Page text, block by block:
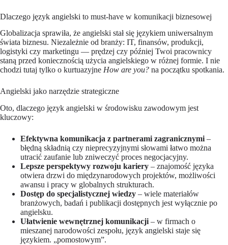
Dlaczego język angielski to must-have w komunikacji biznesowej
Globalizacja sprawiła, że angielski stał się językiem uniwersalnym
świata biznesu. Niezależnie od branży: IT, finansów, produkcji,
logistyki czy marketingu — prędzej czy później Twoi pracownicy
staną przed koniecznością użycia angielskiego w różnej formie. I nie
chodzi tutaj tylko o kurtuazyjne How are you? na początku spotkania.
Angielski jako narzędzie strategiczne
Oto, dlaczego język angielski w środowisku zawodowym jest
kluczowy:
Efektywna komunikacja z partnerami zagranicznymi –
błędną składnią czy nieprecyzyjnymi słowami łatwo można
utracić zaufanie lub zniweczyć proces negocjacyjny.
Lepsze perspektywy rozwoju kariery – znajomość języka
otwiera drzwi do międzynarodowych projektów, możliwości
awansu i pracy w globalnych strukturach.
Dostęp do specjalistycznej wiedzy – wiele materiałów
branżowych, badań i publikacji dostępnych jest wyłącznie po
angielsku.
Ułatwienie wewnętrznej komunikacji – w firmach o
mieszanej narodowości zespołu, język angielski staje się
językiem. „pomostowym”.